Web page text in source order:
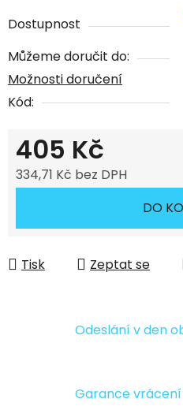
Dostupnost
Můžeme doručit do:
Možnosti doručení
Kód:
405 Kč
334,71 Kč bez DPH
DO
Tisk Zeptat se
Odeslání v den
Garance